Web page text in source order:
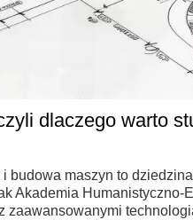
dlaczego warto
budowa maszyn to
Akademia
zaawansowanymi